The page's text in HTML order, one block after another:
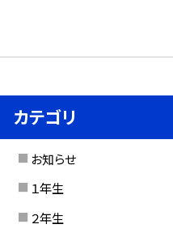
カテゴリ
お知らせ
１年生
２年生